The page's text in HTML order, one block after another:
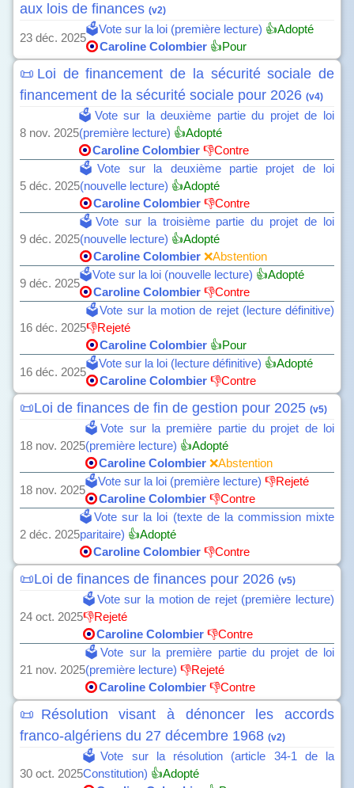
aux lois de finances (v2)
23 déc. 2025
🗳️Vote sur la loi (première lecture) 👍Adopté
Caroline Colombier 👍Pour
📜Loi de financement de la sécurité sociale de
financement de la sécurité sociale pour 2026 (v4)
8 nov. 2025
🗳️Vote sur la deuxième partie du projet de loi
(première lecture) 👍Adopté
Caroline Colombier 👎Contre
5 déc. 2025
🗳️Vote sur la deuxième partie projet de loi
(nouvelle lecture) 👍Adopté
Caroline Colombier 👎Contre
9 déc. 2025
🗳️Vote sur la troisième partie du projet de loi
(nouvelle lecture) 👍Adopté
Caroline Colombier ❌Abstention
9 déc. 2025
🗳️Vote sur la loi (nouvelle lecture) 👍Adopté
Caroline Colombier 👎Contre
16 déc. 2025
🗳️Vote sur la motion de rejet (lecture définitive)
👎Rejeté
Caroline Colombier 👍Pour
16 déc. 2025
🗳️Vote sur la loi (lecture définitive) 👍Adopté
Caroline Colombier 👎Contre
📜Loi de finances de fin de gestion pour 2025 (v5)
18 nov. 2025
🗳️Vote sur la première partie du projet de loi
(première lecture) 👍Adopté
Caroline Colombier ❌Abstention
18 nov. 2025
🗳️Vote sur la loi (première lecture) 👎Rejeté
Caroline Colombier 👎Contre
2 déc. 2025
🗳️Vote sur la loi (texte de la commission mixte
paritaire) 👍Adopté
Caroline Colombier 👎Contre
📜Loi de finances de finances pour 2026 (v5)
24 oct. 2025
🗳️Vote sur la motion de rejet (première lecture)
👎Rejeté
Caroline Colombier 👎Contre
21 nov. 2025
🗳️Vote sur la première partie du projet de loi
(première lecture) 👎Rejeté
Caroline Colombier 👎Contre
📜Résolution visant à dénoncer les accords
franco-algériens du 27 décembre 1968 (v2)
30 oct. 2025
🗳️Vote sur la résolution (article 34-1 de la
Constitution) 👍Adopté